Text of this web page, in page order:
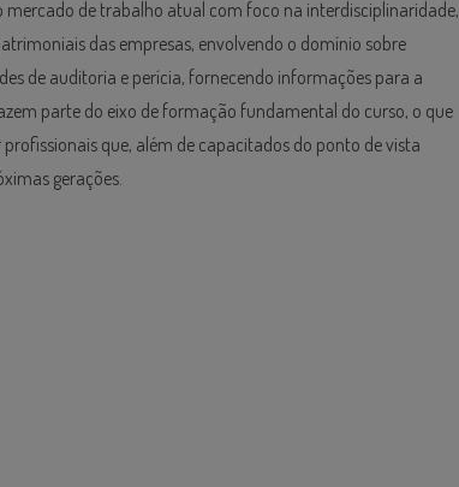
de trabalho atual com foco na interdisciplinaridade,
das empresas, envolvendo o domínio sobre
de auditoria e perícia, fornecendo informações para a
parte do eixo de formação fundamental do curso, o que
que, além de capacitados do ponto de vista
gerações.